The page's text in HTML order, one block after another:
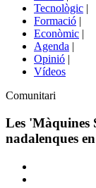
Tecnològic |
Formació |
Econòmic |
Agenda |
Opinió |
Vídeos
Àmbit
la
notícia
Comunitari
Les 'Màquines
nadalenques
Comparteix